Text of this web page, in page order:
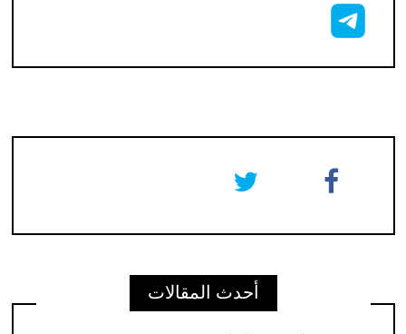
أحدث المقالات